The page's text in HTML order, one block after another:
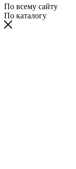
По всему сайту
По каталогу